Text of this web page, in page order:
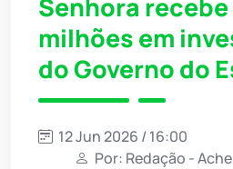
Senhora recebe
milhões em
do Governo do
12 Jun 2026 / 16:00
Por: Redação -